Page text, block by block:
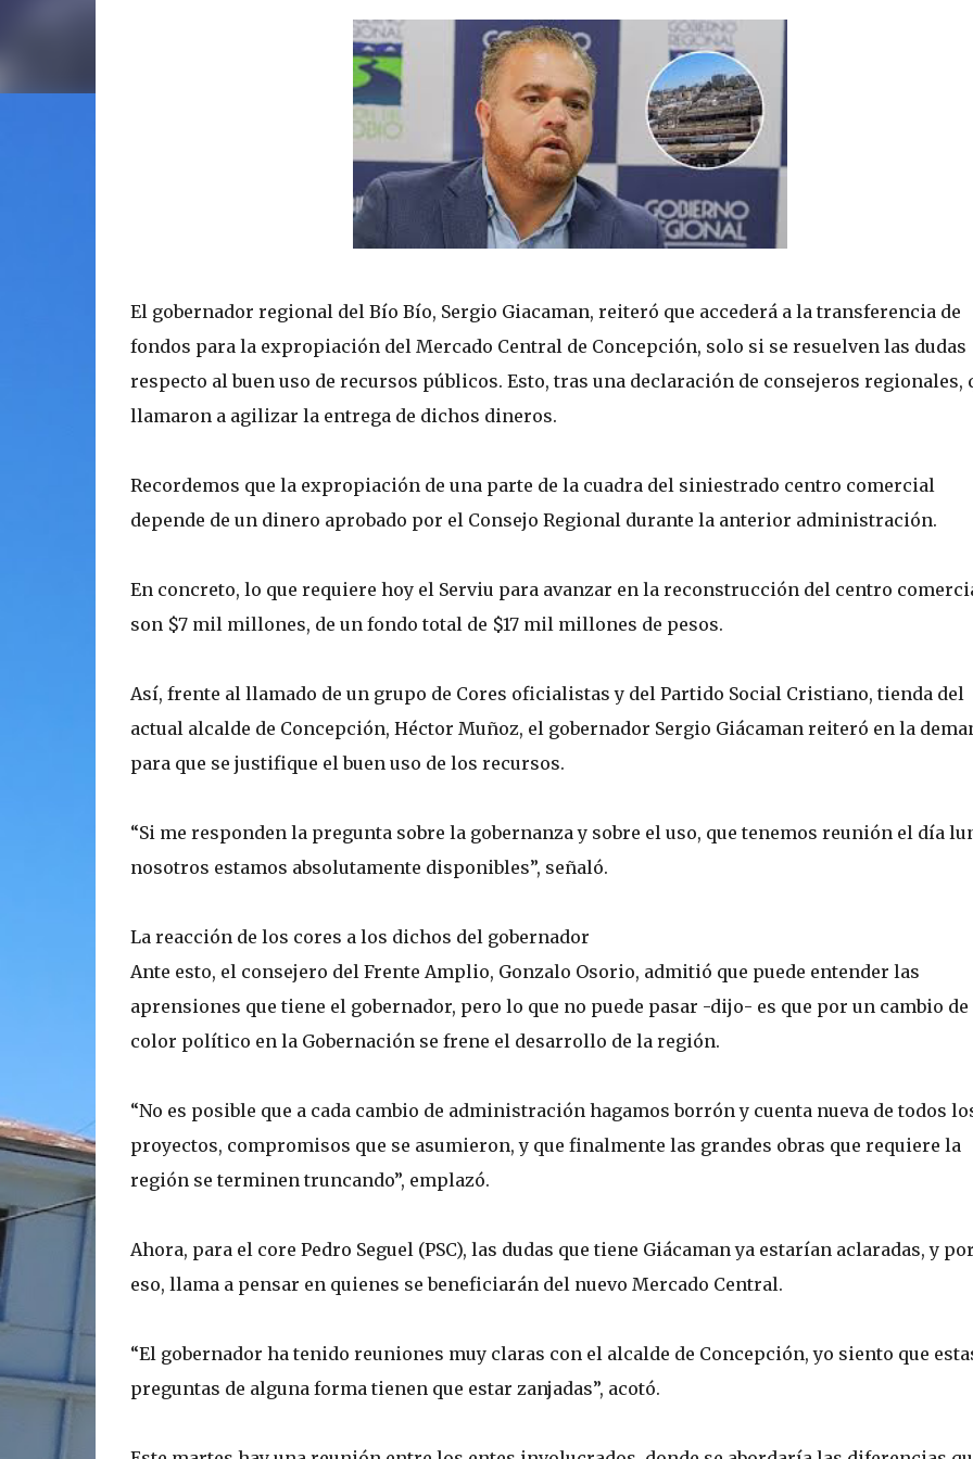
El gobernador regional del Bío Bío, Sergio Giacaman, reiteró que accederá a la transferencia de
fondos para la expropiación del Mercado Central de Concepción, solo si se resuelven las dudas
respecto al buen uso de recursos públicos. Esto, tras una declaración de consejeros regionales,
llamaron a agilizar la entrega de dichos dineros.
Recordemos que la expropiación de una parte de la cuadra del siniestrado centro comercial
depende de un dinero aprobado por el Consejo Regional durante la anterior administración.
En concreto, lo que requiere hoy el Serviu para avanzar en la reconstrucción del centro
son $7 mil millones, de un fondo total de $17 mil millones de pesos.
Así, frente al llamado de un grupo de Cores oficialistas y del Partido Social Cristiano, tienda del
actual alcalde de Concepción, Héctor Muñoz, el gobernador Sergio Giácaman reiteró en la
para que se justifique el buen uso de los recursos.
“Si me responden la pregunta sobre la gobernanza y sobre el uso, que tenemos reunión el día
nosotros estamos absolutamente disponibles”, señaló.
La reacción de los cores a los dichos del gobernador
Ante esto, el consejero del Frente Amplio, Gonzalo Osorio, admitió que puede entender las
aprensiones que tiene el gobernador, pero lo que no puede pasar -dijo- es que por un cambio de
color político en la Gobernación se frene el desarrollo de la región.
“No es posible que a cada cambio de administración hagamos borrón y cuenta nueva de todos
proyectos, compromisos que se asumieron, y que finalmente las grandes obras que requiere la
región se terminen truncando”, emplazó.
Ahora, para el core Pedro Seguel (PSC), las dudas que tiene Giácaman ya estarían aclaradas, y por
eso, llama a pensar en quienes se beneficiarán del nuevo Mercado Central.
“El gobernador ha tenido reuniones muy claras con el alcalde de Concepción, yo siento que
preguntas de alguna forma tienen que estar zanjadas”, acotó.